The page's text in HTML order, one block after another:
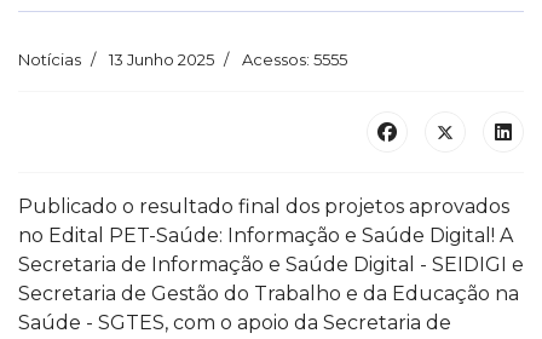
Notícias 13 Junho 2025 Acessos: 5555
Publicado o resultado final dos projetos aprovados
no Edital PET-Saúde: Informação e Saúde Digital! A
Secretaria de Informação e Saúde Digital - SEIDIGI e
Secretaria de Gestão do Trabalho e da Educação na
Saúde - SGTES, com o apoio da Secretaria de